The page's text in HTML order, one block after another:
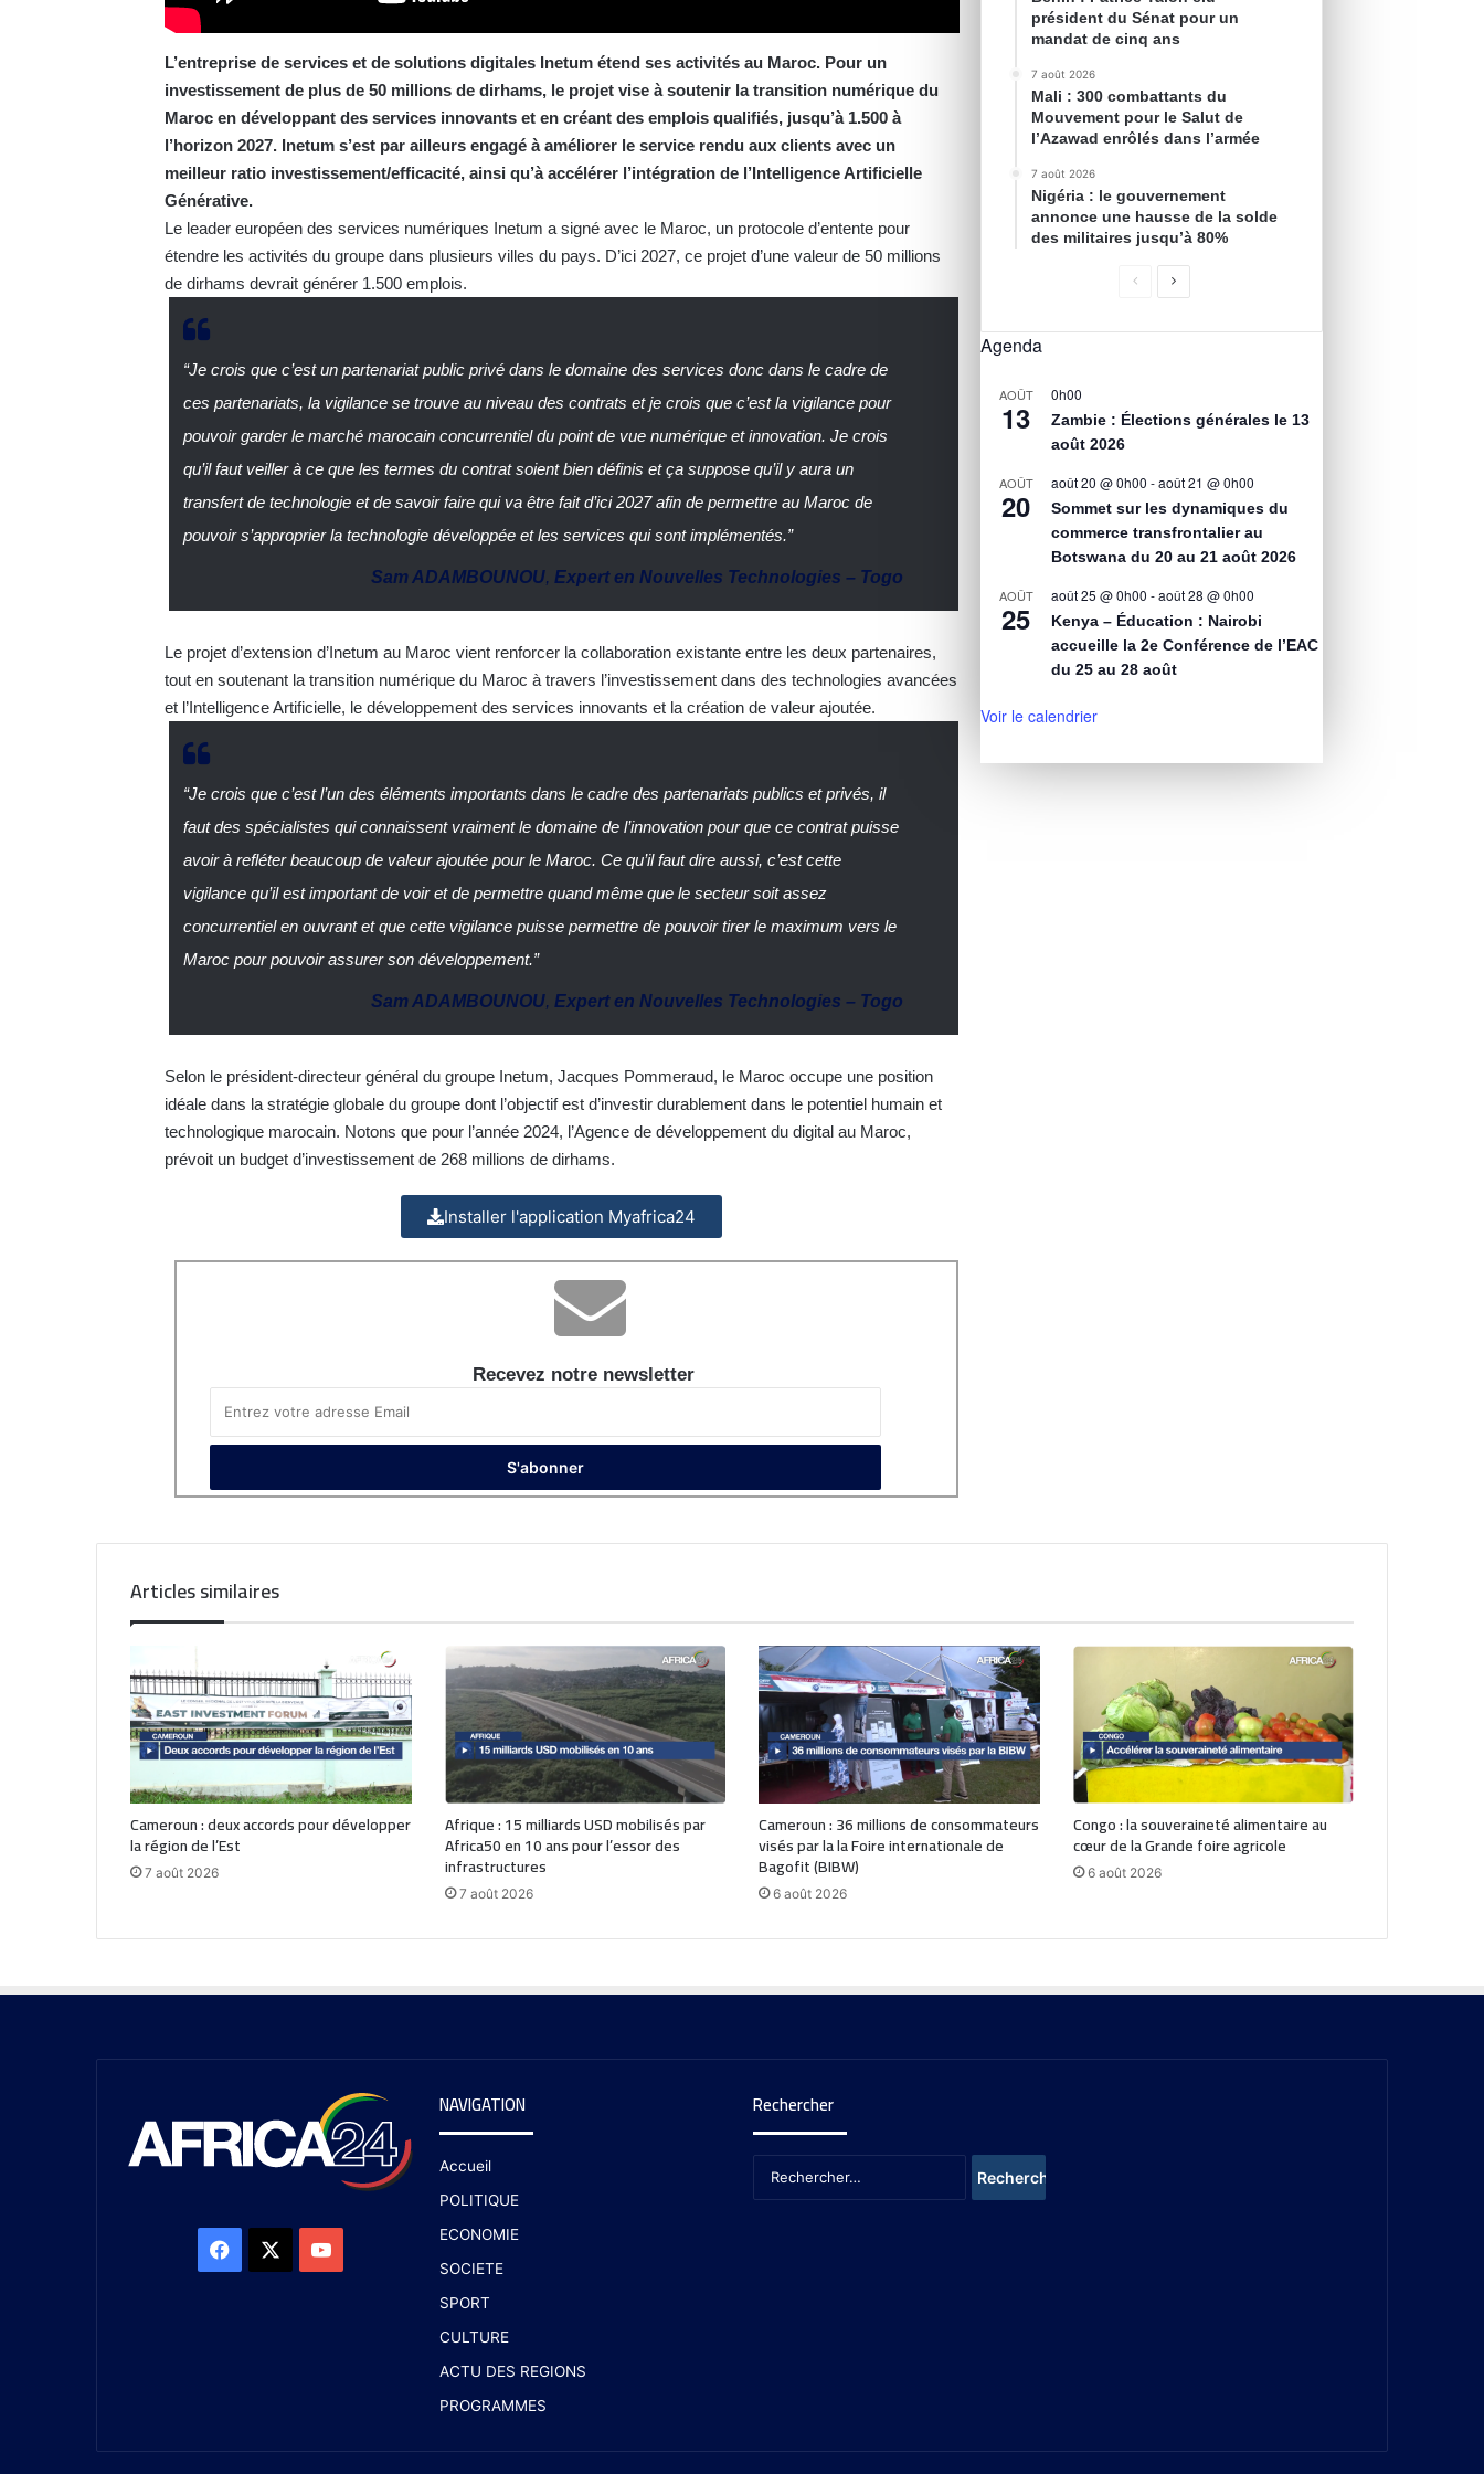
L’entreprise de services et de solutions digitales Inetum étend ses activités au Maroc. Pour un
investissement de plus de 50 millions de dirhams, le projet vise à soutenir la transition numérique du
Maroc en développant des services innovants et en créant des emplois qualifiés, jusqu’à 1.500 à
l’horizon 2027. Inetum s’est par ailleurs engagé à améliorer le service rendu aux clients avec un
meilleur ratio investissement/efficacité, ainsi qu’à accélérer l’intégration de l’Intelligence Artificielle
Générative.
Le leader européen des services numériques Inetum a signé avec le Maroc, un protocole d’entente pour
étendre les activités du groupe dans plusieurs villes du pays. D’ici 2027, ce projet d’une valeur de 50 millions
de dirhams devrait générer 1.500 emplois.
“Je crois que c’est un partenariat public privé dans le domaine des services donc dans le cadre de
ces partenariats, la vigilance se trouve au niveau des contrats et je crois que c’est la vigilance pour
pouvoir garder le marché marocain concurrentiel du point de vue numérique et innovation. Je crois
qu’il faut veiller à ce que les termes du contrat soient bien définis et ça suppose qu’il y aura un
transfert de technologie et de savoir faire qui va être fait d’ici 2027 afin de permettre au Maroc de
pouvoir s’approprier la technologie développée et les services qui sont implémentés.”
Sam ADAMBOUNOU,Expert en Nouvelles Technologies – Togo
Le projet d’extension d’Inetum au Maroc vient renforcer la collaboration existante entre les deux partenaires,
tout en soutenant la transition numérique du Maroc à travers l’investissement dans des technologies avancées
et l’Intelligence Artificielle, le développement des services innovants et la création de valeur ajoutée.
“Je crois que c’est l’un des éléments importants dans le cadre des partenariats publics et privés, il
faut des spécialistes qui connaissent vraiment le domaine de l’innovation pour que ce contrat puisse
avoir à refléter beaucoup de valeur ajoutée pour le Maroc. Ce qu’il faut dire aussi, c’est cette
vigilance qu’il est important de voir et de permettre quand même que le secteur soit assez
concurrentiel en ouvrant et que cette vigilance puisse permettre de pouvoir tirer le maximum vers le
Maroc pour pouvoir assurer son développement.”
Sam ADAMBOUNOU, Expert en Nouvelles Technologies – Togo
Selon le président-directeur général du groupe Inetum, Jacques Pommeraud, le Maroc occupe une position
idéale dans la stratégie globale du groupe dont l’objectif est d’investir durablement dans le potentiel humain et
technologique marocain. Notons que pour l’année 2024, l’Agence de développement du digital au Maroc,
prévoit un budget d’investissement de 268 millions de dirhams.
Installer l'application Myafrica24
Recevez notre newsletter
président du Sénat pour un
mandat de cinq ans
7 août 2026
Mali : 300 combattants du
Mouvement pour le Salut de
l’Azawad enrôlés dans l’armée
7 août 2026
Nigéria : le gouvernement
annonce une hausse de la solde
des militaires jusqu’à 80%
Agenda
AOÛT
13
0h00
Zambie : Élections générales le 13
août 2026
AOÛT
20
août 20 @ 0h00 -août 21 @ 0h00
Sommet sur les dynamiques du
commerce transfrontalier au
Botswana du 20 au 21 août 2026
AOÛT
25
août 25 @ 0h00 -août 28 @ 0h00
Kenya – Éducation : Nairobi
accueille la 2e Conférence de l’EAC
du 25 au 28 août
Voir le calendrier
Articles similaires
Cameroun : deux accords pour développer
la région de l’Est
7 août 2026
Afrique : 15 milliards USD mobilisés par
Africa50 en 10 ans pour l’essor des
infrastructures
7 août 2026
Cameroun : 36 millions de consommateurs
visés par la la Foire internationale de
Bagofit (BIBW)
6 août 2026
Congo : la souveraineté alimentaire au
cœur de la Grande foire agricole
6 août 2026
NAVIGATION
Accueil
POLITIQUE
ECONOMIE
SOCIETE
SPORT
CULTURE
ACTU DES REGIONS
PROGRAMMES
Rechercher